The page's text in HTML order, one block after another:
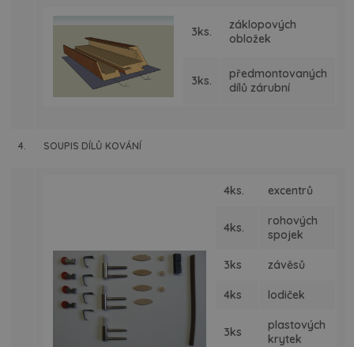
3ks.
záklopových
obložek
3ks.
předmontovaných
dílů zárubní
4. SOUPIS DÍLŮ KOVÁNÍ
4ks. excentrů
4ks.
rohových
spojek
3ks závěsů
4ks lodiček
3ks
plastových
krytek